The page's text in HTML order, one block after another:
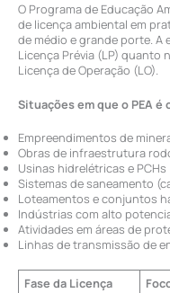
O Programa de Educação
de licença ambiental em
de médio e grande porte.
Licença Prévia (LP) quanto
Licença de Operação (LO).
Situações em que o PEA
Empreendimentos de
Obras de infraestrutura
Usinas hidrelétricas e PCHs
Sistemas de saneamento
Loteamentos e conjuntos
Indústrias com alto
Atividades em áreas de
Linhas de transmissão de
Fase da Licença